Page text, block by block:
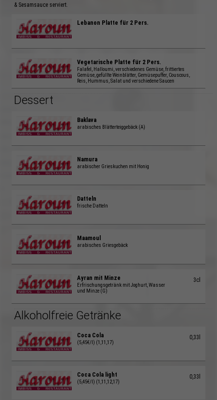
& Sesamsauce serviert.
Lebanon Platte für 2 Pers.
Vegetarische Platte für 2 Pers.
Falafel, Halloumi, verschiedenes Gemüse, frittiertes
Gemüse, gefüllte Weinblätter, Gemüsepuffer, Couscous,
Reis, Hummus, Salat und verschiedene Saucen
Dessert
Baklava
arabisches Blätterteiggebäck (A)
Namura
arabischer Grieskuchen mit Honig
Datteln
frische Datteln
Maamoul
arabisches Griesgebäck
3cl
Ayran mit Minze
Erfrischungsgetränk mit Joghurt, Wasser
und Minze (G)
Alkoholfreie Getränke
0,33l
Coca Cola
(5,45€/l) (1,11,17)
0,33l
Coca Cola light
(5,45€/l) (1,11,12,17)